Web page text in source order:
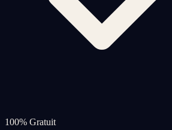
100% Gratuit